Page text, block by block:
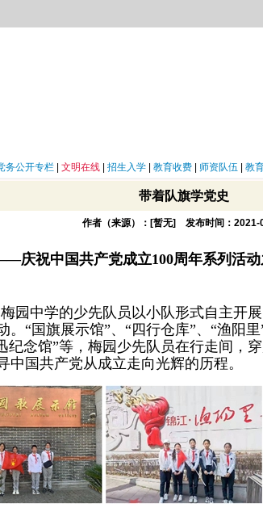
务公开专栏| 文明在线| 招生入学| 教育收费| 师资队伍 教
带着队旗学党史
作者（来源）：[暂无] 发布时间：2021-
庆祝中国共产党成立100周年系列活动
园中学的少先队员以小队形式自主开
。“国旗展示馆”、“四行仓库”、“渔阳
纪念馆”等，梅园少先队员在行走间，
中国共产党从成立走向光辉的历程。